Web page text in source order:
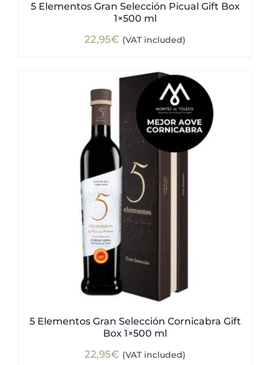
5 Elementos Gran Selección Picual Gift Box
1×500 ml
22,95€ (VAT included)
5 Elementos Gran Selección Cornicabra Gift
Box 1×500 ml
22,95€ (VAT included)